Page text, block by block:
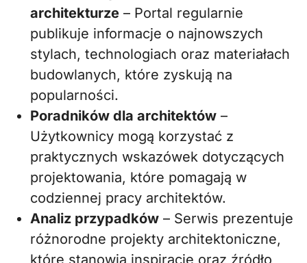
architekturze – Portal regularnie
publikuje informacje o najnowszych
stylach, technologiach oraz materiałach
budowlanych, które zyskują na
popularności.
Poradników dla architektów –
Użytkownicy mogą korzystać z
praktycznych wskazówek dotyczących
projektowania, które pomagają w
codziennej pracy architektów.
Analiz przypadków – Serwis prezentuje
różnorodne projekty architektoniczne,
które stanowią inspirację oraz źródło